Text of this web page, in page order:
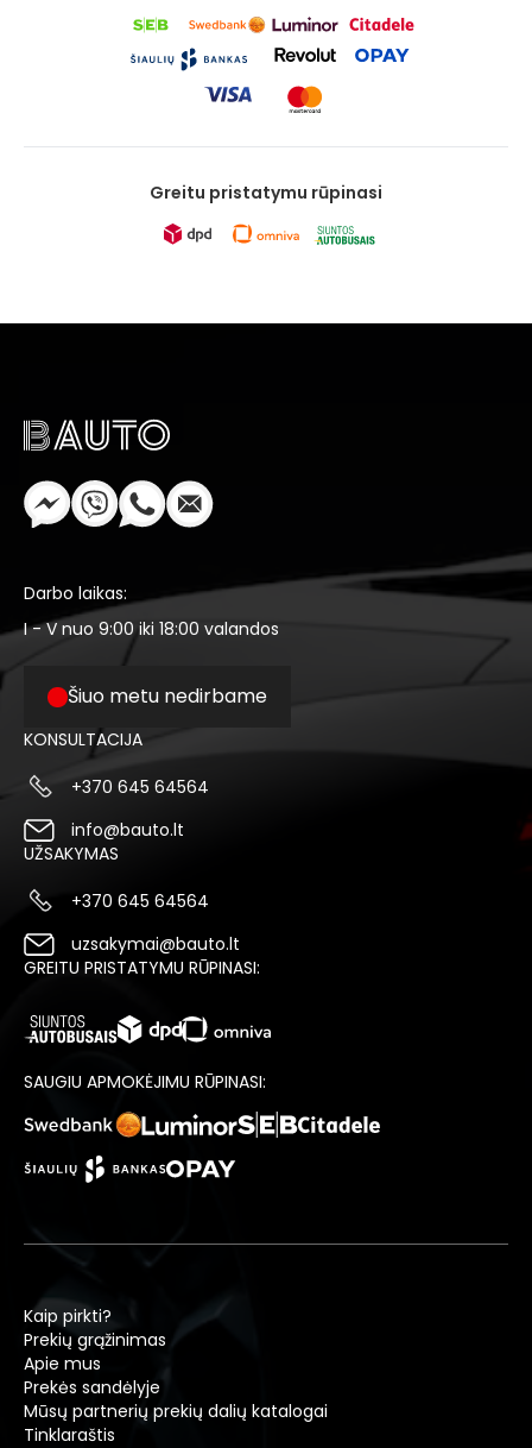
Greitu pristatymu rūpinasi
Darbo laikas:
I - V nuo 9:00 iki 18:00 valandos
Šiuo metu nedirbame
KONSULTACIJA
+370 645 64564
info@bauto.lt
UŽSAKYMAS
+370 645 64564
uzsakymai@bauto.lt
GREITU PRISTATYMU RŪPINASI:
SAUGIU APMOKĖJIMU RŪPINASI:
Kaip pirkti?
Prekių grąžinimas
Apie mus
Prekės sandėlyje
Mūsų partnerių prekių dalių katalogai
Tinklaraštis